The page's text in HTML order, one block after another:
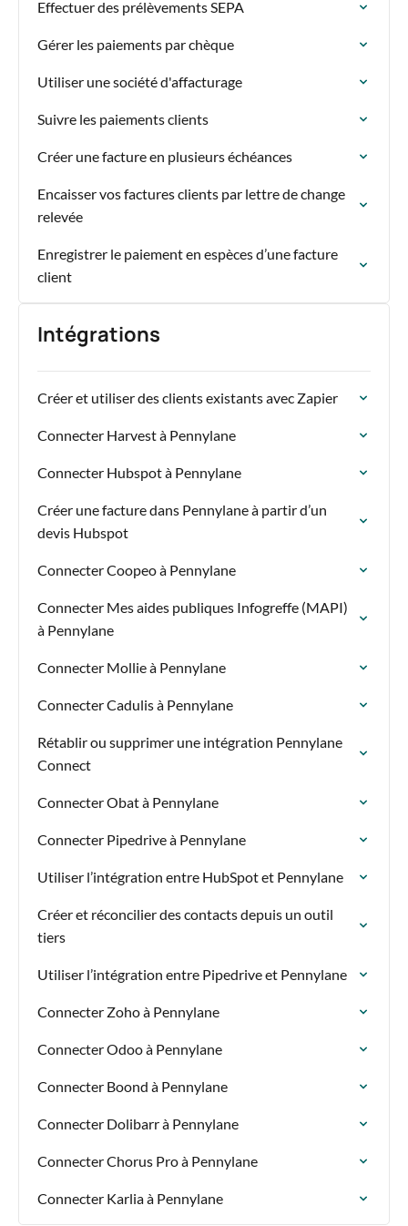
Effectuer des prélèvements SEPA
Gérer les paiements par chèque
Utiliser une société d'affacturage
Suivre les paiements clients
Créer une facture en plusieurs échéances
Encaisser vos factures clients par lettre de change
relevée
Enregistrer le paiement en espèces d’une facture
client
Intégrations
Créer et utiliser des clients existants avec Zapier
Connecter Harvest à Pennylane
Connecter Hubspot à Pennylane
Créer une facture dans Pennylane à partir d’un
devis Hubspot
Connecter Coopeo à Pennylane
Connecter Mes aides publiques Infogreffe (MAPI)
à Pennylane
Connecter Mollie à Pennylane
Connecter Cadulis à Pennylane
Rétablir ou supprimer une intégration Pennylane
Connect
Connecter Obat à Pennylane
Connecter Pipedrive à Pennylane
Utiliser l’intégration entre HubSpot et Pennylane
Créer et réconcilier des contacts depuis un outil
tiers
Utiliser l’intégration entre Pipedrive et Pennylane
Connecter Zoho à Pennylane
Connecter Odoo à Pennylane
Connecter Boond à Pennylane
Connecter Dolibarr à Pennylane
Connecter Chorus Pro à Pennylane
Connecter Karlia à Pennylane